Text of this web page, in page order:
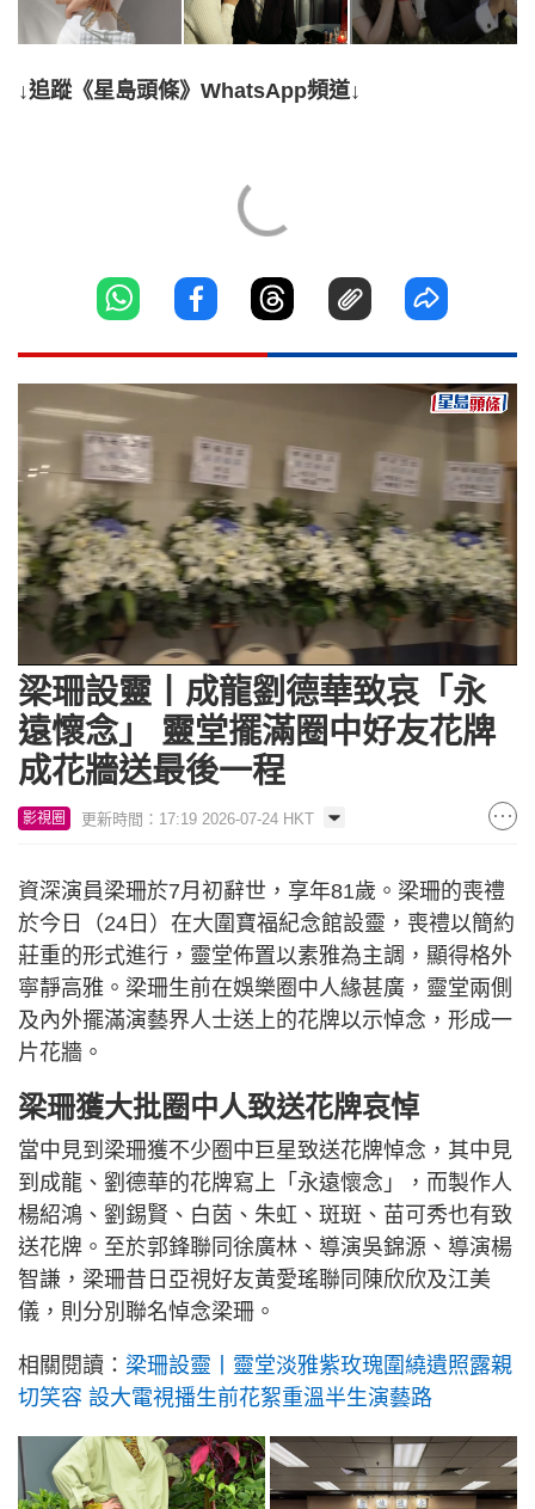
↓追蹤《星島頭條》WhatsApp頻道↓
Unmute Loaded:
60.55%
梁珊設靈丨成龍劉德華致哀「永
遠懷念」 靈堂擺滿圈中好友花牌
成花牆送最後一程
影視圈 更新時間：17:19 2026-07-24 HKT
資深演員梁珊於7月初辭世，享年81歲。梁珊的喪禮
於今日（24日）在大圍寶福紀念館設靈，喪禮以簡約
莊重的形式進行，靈堂佈置以素雅為主調，顯得格外
寧靜高雅。梁珊生前在娛樂圈中人緣甚廣，靈堂兩側
及內外擺滿演藝界人士送上的花牌以示悼念，形成一
片花牆。
梁珊獲大批圈中人致送花牌哀悼
當中見到梁珊獲不少圈中巨星致送花牌悼念，其中見
到成龍、劉德華的花牌寫上「永遠懷念」，而製作人
楊紹鴻、劉錫賢、白茵、朱虹、斑斑、苗可秀也有致
送花牌。至於郭鋒聯同徐廣林、導演吳錦源、導演楊
智謙，梁珊昔日亞視好友黃愛瑤聯同陳欣欣及江美
儀，則分別聯名悼念梁珊。
相關閱讀： 梁珊設靈丨靈堂淡雅紫玫瑰圍繞遺照露親
切笑容 設大電視播生前花絮重溫半生演藝路